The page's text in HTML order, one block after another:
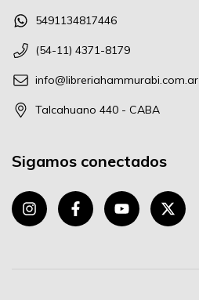
5491134817446
(54-11) 4371-8179
info@libreriahammurabi.com.ar
Talcahuano 440 - CABA
Sigamos conectados